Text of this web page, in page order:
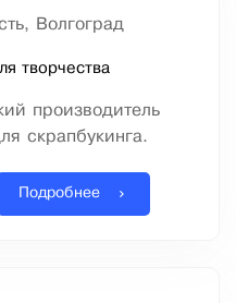
Волгоград
творчества
производитель
скрапбукинга.
Подробнее